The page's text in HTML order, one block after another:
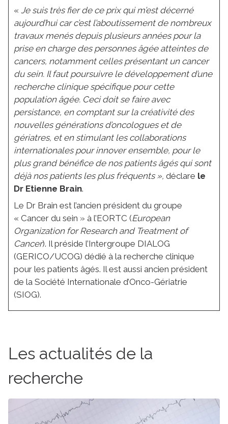
« Je suis très fier de ce prix qui m’est décerné
aujourd’hui car c’est l’aboutissement de nombreux
travaux menés depuis plusieurs années pour la
prise en charge des personnes âgée atteintes de
cancers, notamment celles présentant un cancer
du sein. Il faut poursuivre le développement d’une
recherche clinique spécifique pour cette
population âgée. Ceci doit se faire avec
persistance, en comptant sur la créativité des
nouvelles générations d’oncologues et de
gériatres, et en stimulant les collaborations
internationales pour innover ensemble, pour le
plus grand bénéfice de nos patients âgés qui sont
déjà nos patients les plus fréquents», déclare le
Dr Etienne Brain.
Le Dr Brain est l’ancien président du groupe
« Cancer du sein » à l’EORTC (European
Organization for Research and Treatment of
Cancer). Il préside l’Intergroupe DIALOG
(GERICO/UCOG) dédié à la recherche clinique
pour les patients âgés. Il est aussi ancien président
de la Société Internationale d’Onco-Gériatrie
(SIOG).
Les actualités de la
recherche